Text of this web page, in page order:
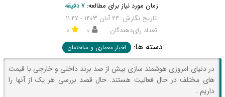
زمان مورد نیاز برای مطالعه:۷ دقیقه
تاریخ نگارش: ۲۴ آبان ۱۴۰۳ - ۱۱:۴۷
تعداد رای‌دهندگان:
۰ ۰
دسته ها: اخبار معماری و ساختمان
در دنیای امروزی هوشمند سازی بیش از صد برند داخلی و خارجی با قیمت
های مختلف در حال فعالیت هستند. حال قصد بررسی هر یک از آنها را
داریم .